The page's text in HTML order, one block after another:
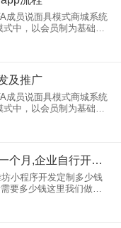
通过会员制平台，创造
户、软宣传等
及推广
通过会员制平台，创造
户、软宣传等
app运营一般多少钱一个月,企业自行开发app
小程序开发定制多少钱
要多少钱这里我们做一
小
也就是我们想要的小程